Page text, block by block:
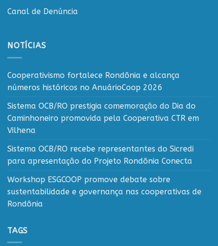
Canal de Denúncia
NOTÍCIAS
Cooperativismo fortalece Rondônia e alcança
números históricos no AnuárioCoop 2026
Sistema OCB/RO prestigia comemoração do Dia do
Caminhoneiro promovida pela Cooperativa CTR em
Vilhena
Sistema OCB/RO recebe representantes do Sicredi
para apresentação do Projeto Rondônia Conecta
Workshop ESGCOOP promove debate sobre
sustentabilidade e governança nas cooperativas de
Rondônia
TAGS